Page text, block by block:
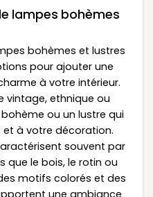
lampes bohèmes
bohèmes et lustres
pour ajouter une
à votre intérieur.
vintage, ethnique ou
ou un lustre qui
à votre décoration.
souvent par
que le bois, le rotin ou
motifs colorés et des